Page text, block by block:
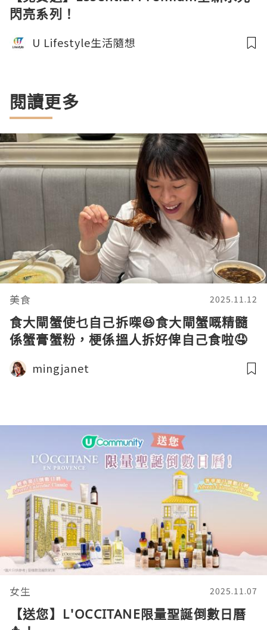
閃亮系列！
U Lifestyle生活隨想
閱讀更多
美食 2025.11.12
食大閘蟹使乜自己拆㗎😆食大閘蟹嘅精髓
係蟹膏蟹粉，梗係搵人拆好俾自己食啦🤤
mingjanet
女生 2025.11.07
【送您】L'OCCITANE限量聖誕倒數日曆